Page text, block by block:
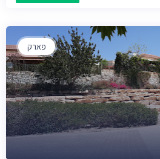
פארק